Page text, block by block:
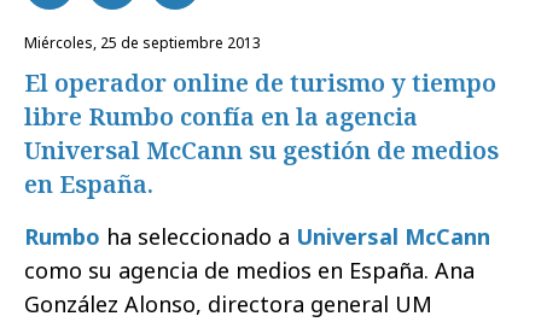
miércoles, 25 de septiembre 2013
El operador online de turismo y tiempo
libre Rumbo confía en la agencia
Universal McCann su gestión de medios
en España.
Rumbo ha seleccionado a Universal McCann
como su agencia de medios en España. Ana
González Alonso, directora general UM